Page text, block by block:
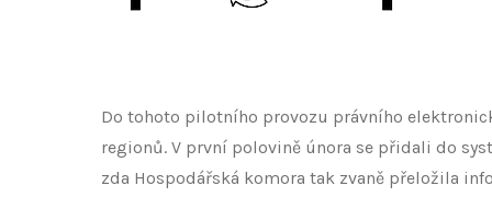
Do tohoto pilotního provozu právního
regionů. V první polovině února se přidali do
zda Hospodářská komora tak zvaně přeložila